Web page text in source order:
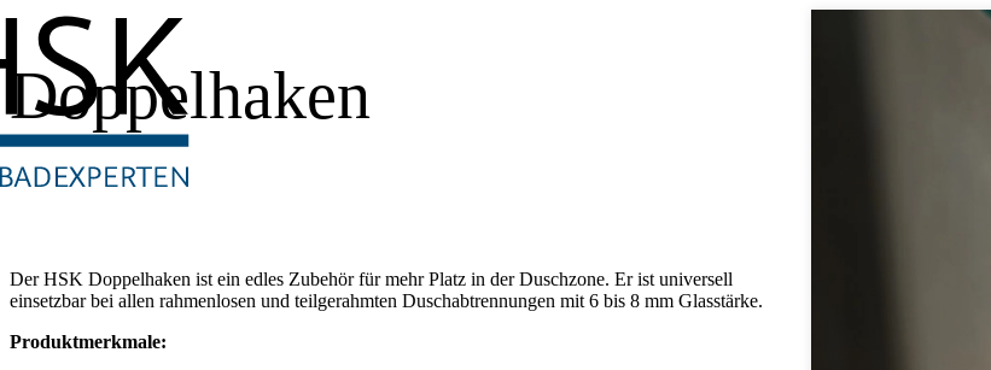
Doppelhaken
Der HSK Doppelhaken ist ein edles Zubehör für mehr Platz in der Duschzone. Er ist universell
einsetzbar bei allen rahmenlosen und teilgerahmten Duschabtrennungen mit 6 bis 8 mm Glasstärke.
Produktmerkmale: